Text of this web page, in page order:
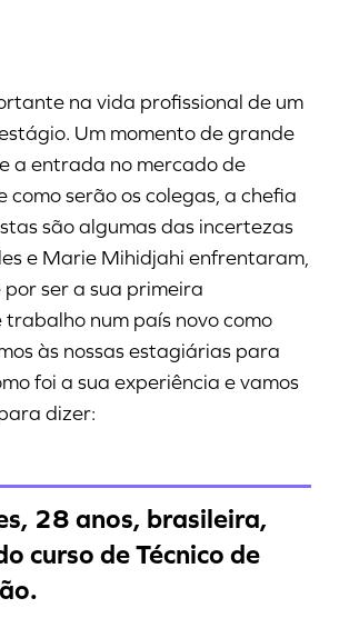
na vida profissional de um
Um momento de grande
a entrada no mercado de
como serão os colegas, a chefia
são algumas das incertezas
e Marie Mihidjahi enfrentaram,
ser a sua primeira
num país novo como
às nossas estagiárias para
foi a sua experiência e vamos
dizer:
28 anos, brasileira,
curso de Técnico de